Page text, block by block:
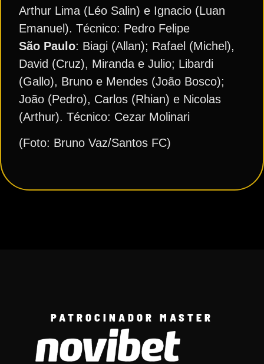
Arthur Lima (Léo Salin) e Ignacio (Luan
Emanuel). Técnico: Pedro Felipe
São Paulo: Biagi (Allan); Rafael (Michel),
David (Cruz), Miranda e Julio; Libardi
(Gallo), Bruno e Mendes (João Bosco);
João (Pedro), Carlos (Rhian) e Nicolas
(Arthur). Técnico: Cezar Molinari
(Foto: Bruno Vaz/Santos FC)
PATROCINADOR MASTER